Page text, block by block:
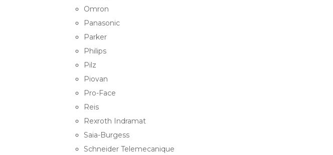
Omron
Panasonic
Parker
Philips
Pilz
Piovan
Pro-Face
Reis
Rexroth Indramat
Saia-Burgess
Schneider Telemecanique